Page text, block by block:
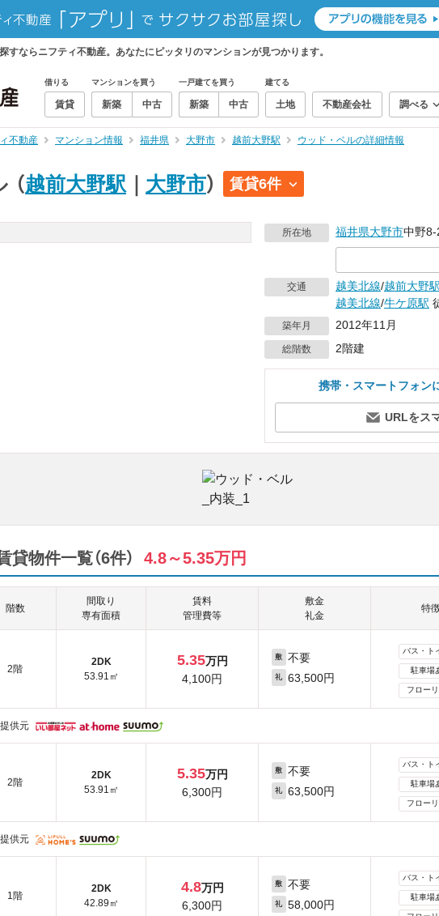
すならニフティ不動産。あなたにピッタリのマンションが見つかります。
借りる
賃貸
マンションを買う
新築 中古
一戸建てを買う
新築 中古
建てる
土地 不動産会社 調べる
不動産 マンション情報 福井県 大野市 越前大野駅 ウッド・ベルの詳細情報
（越前大野駅 大野市） 賃貸6件
所在地 福井県大野市中野
交通 越美北線/越前大野駅
越美北線/牛ケ原駅
築年月 2012年11月
総階数 2階建
携帯・スマートフォン
URLをス
物件一覧（6件） 4.8～5.35万円
階数
間取り
専有面積
賃料
管理費等
敷金
礼金
特
2階
2DK
53.91㎡
5.35万円
4,100円
敷 不要
礼 63,500円
バス・ト
駐車場
フロー
供元
2階
2DK
53.91㎡
5.35万円
6,300円
敷 不要
礼 63,500円
バス・ト
駐車場
フロー
供元
1階
2DK
42.89㎡
4.8万円
6,300円
敷 不要
礼 58,000円
バス・ト
駐車場